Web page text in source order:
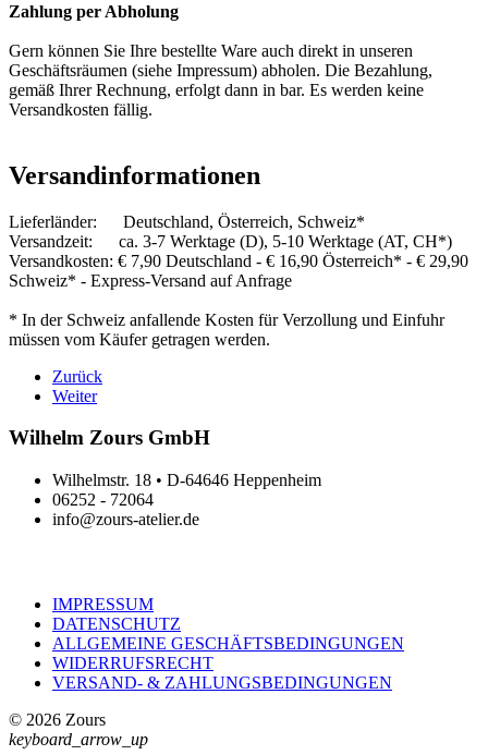
Zahlung per Abholung
Gern können Sie Ihre bestellte Ware auch direkt in unseren
Geschäftsräumen (siehe Impressum) abholen. Die Bezahlung,
gemäß Ihrer Rechnung, erfolgt dann in bar. Es werden keine
Versandkosten fällig.
Versandinformationen
Lieferländer: Deutschland, Österreich, Schweiz*
Versandzeit: ca. 3-7 Werktage (D), 5-10 Werktage (AT, CH*)
Versandkosten: € 7,90 Deutschland - € 16,90 Österreich* - € 29,90
Schweiz* - Express-Versand auf Anfrage
* In der Schweiz anfallende Kosten für Verzollung und Einfuhr
müssen vom Käufer getragen werden.
Zurück
Weiter
Wilhelm Zours GmbH
Wilhelmstr. 18 • D-64646 Heppenheim
06252 - 72064
info@zours-atelier.de
IMPRESSUM
DATENSCHUTZ
ALLGEMEINE GESCHÄFTSBEDINGUNGEN
WIDERRUFSRECHT
VERSAND- & ZAHLUNGSBEDINGUNGEN
© 2026 Zours
keyboard_arrow_up